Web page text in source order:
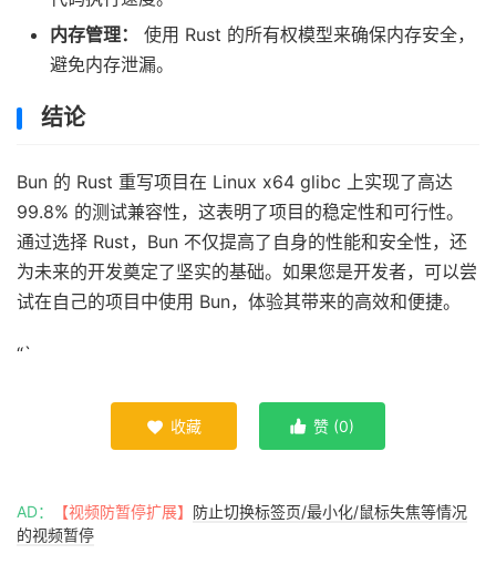
内存管理：
使用 Rust 的所有权模型来确保内存安全，
避免内存泄漏。
结论
Bun 的 Rust 重写项目在 Linux x64 glibc 上实现了高达
99.8% 的测试兼容性，这表明了项目的稳定性和可行性。
通过选择 Rust，Bun 不仅提高了自身的性能和安全性，还
为未来的开发奠定了坚实的基础。如果您是开发者，可以尝
试在自己的项目中使用 Bun，体验其带来的高效和便捷。
“`
 收藏  赞 (0)
AD： 【视频防暂停扩展】 防止切换标签页/最小化/鼠标失焦等情况
的视频暂停